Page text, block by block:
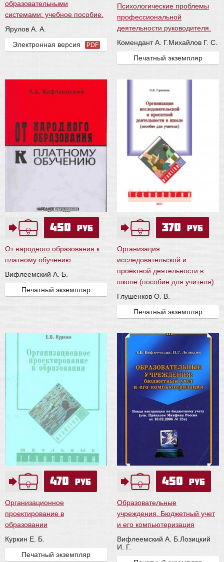
образовательными
системами: учебное пособие.
Ярулов А. А.
Электронная версия
PDF
Психологические проблемы
профессиональной
деятельности руководителя.
Комендант А. Г.Михайлов Г. С.
Печатный экземпляр
450 руб
От народного образования к
платному обучению
Вифлеемский А. Б.
Печатный экземпляр
370 руб
Организация
исследовательской и
проектной деятельности в
школе (пособие для учителя)
Глушенков О. В.
Печатный экземпляр
470 руб
Организационное
проектирование в
образовании
Куркин Е. Б.
Печатный экземпляр
450 руб
Образовательные
учреждения. Бюджетный учет
и его компьютеризация
Вифлеемский А. Б.Лозицкий
И. Г.